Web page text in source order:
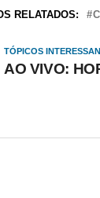
RELATADOS:
TÓPICOS
AO VIVO: